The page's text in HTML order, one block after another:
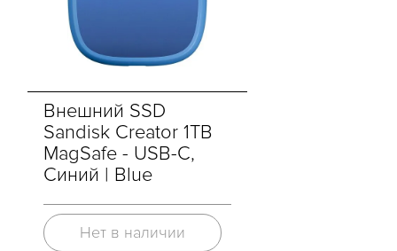
Внешний SSD
Sandisk Creator 1TB
MagSafe - USB-C,
Синий | Blue
Нет в наличии